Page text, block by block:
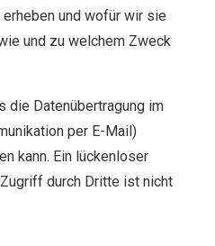
und wofür wir sie
und zu welchem Zweck
die Datenübertragung im
per E-Mail)
kann. Ein lückenloser
durch Dritte ist nicht